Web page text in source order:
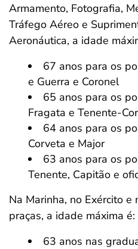
Armamento, Fotografia,
Tráfego Aéreo e
Aeronáutica, a idade
67 anos para os
e Guerra e Coronel
65 anos para os
Fragata e Tenente-
64 anos para os
Corveta e Major
63 anos para os
Tenente, Capitão e
Na Marinha, no Exército
praças, a idade máxima é:
63 anos nas